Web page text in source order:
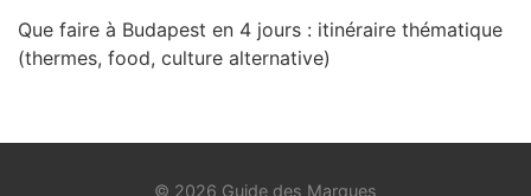
Que faire à Budapest en 4 jours : itinéraire thématique
(thermes, food, culture alternative)
© 2026 Guide des Marques